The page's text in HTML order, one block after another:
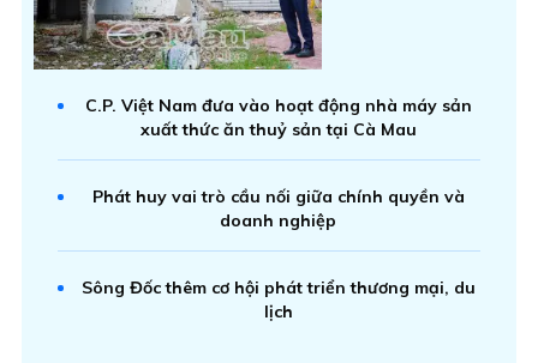
C.P. Việt Nam đưa vào hoạt động nhà máy sản
xuất thức ăn thuỷ sản tại Cà Mau
Phát huy vai trò cầu nối giữa chính quyền và
doanh nghiệp
Sông Đốc thêm cơ hội phát triển thương mại, du
lịch